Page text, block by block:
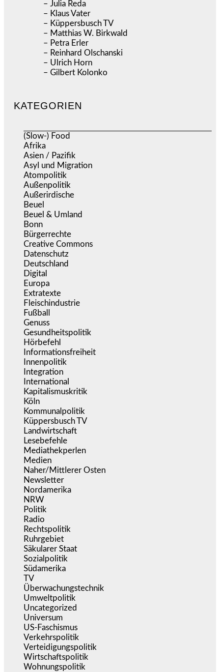
– Julia Reda
– Klaus Vater
– Küppersbusch TV
– Matthias W. Birkwald
– Petra Erler
– Reinhard Olschanski
– Ulrich Horn
– Gilbert Kolonko
KATEGORIEN
(Slow-) Food
Afrika
Asien / Pazifik
Asyl und Migration
Atompolitik
Außenpolitik
Außerirdische
Beuel
Beuel & Umland
Bonn
Bürgerrechte
Creative Commons
Datenschutz
Deutschland
Digital
Europa
Extratexte
Fleischindustrie
Fußball
Genuss
Gesundheitspolitik
Hörbefehl
Informationsfreiheit
Innenpolitik
Integration
International
Kapitalismuskritik
Köln
Kommunalpolitik
Küppersbusch TV
Landwirtschaft
Lesebefehle
Mediathekperlen
Medien
Naher/Mittlerer Osten
Newsletter
Nordamerika
NRW
Politik
Radio
Rechtspolitik
Ruhrgebiet
Säkularer Staat
Sozialpolitik
Südamerika
TV
Überwachungstechnik
Umweltpolitik
Uncategorized
Universum
US-Faschismus
Verkehrspolitik
Verteidigungspolitik
Wirtschaftspolitik
Wohnungspolitik